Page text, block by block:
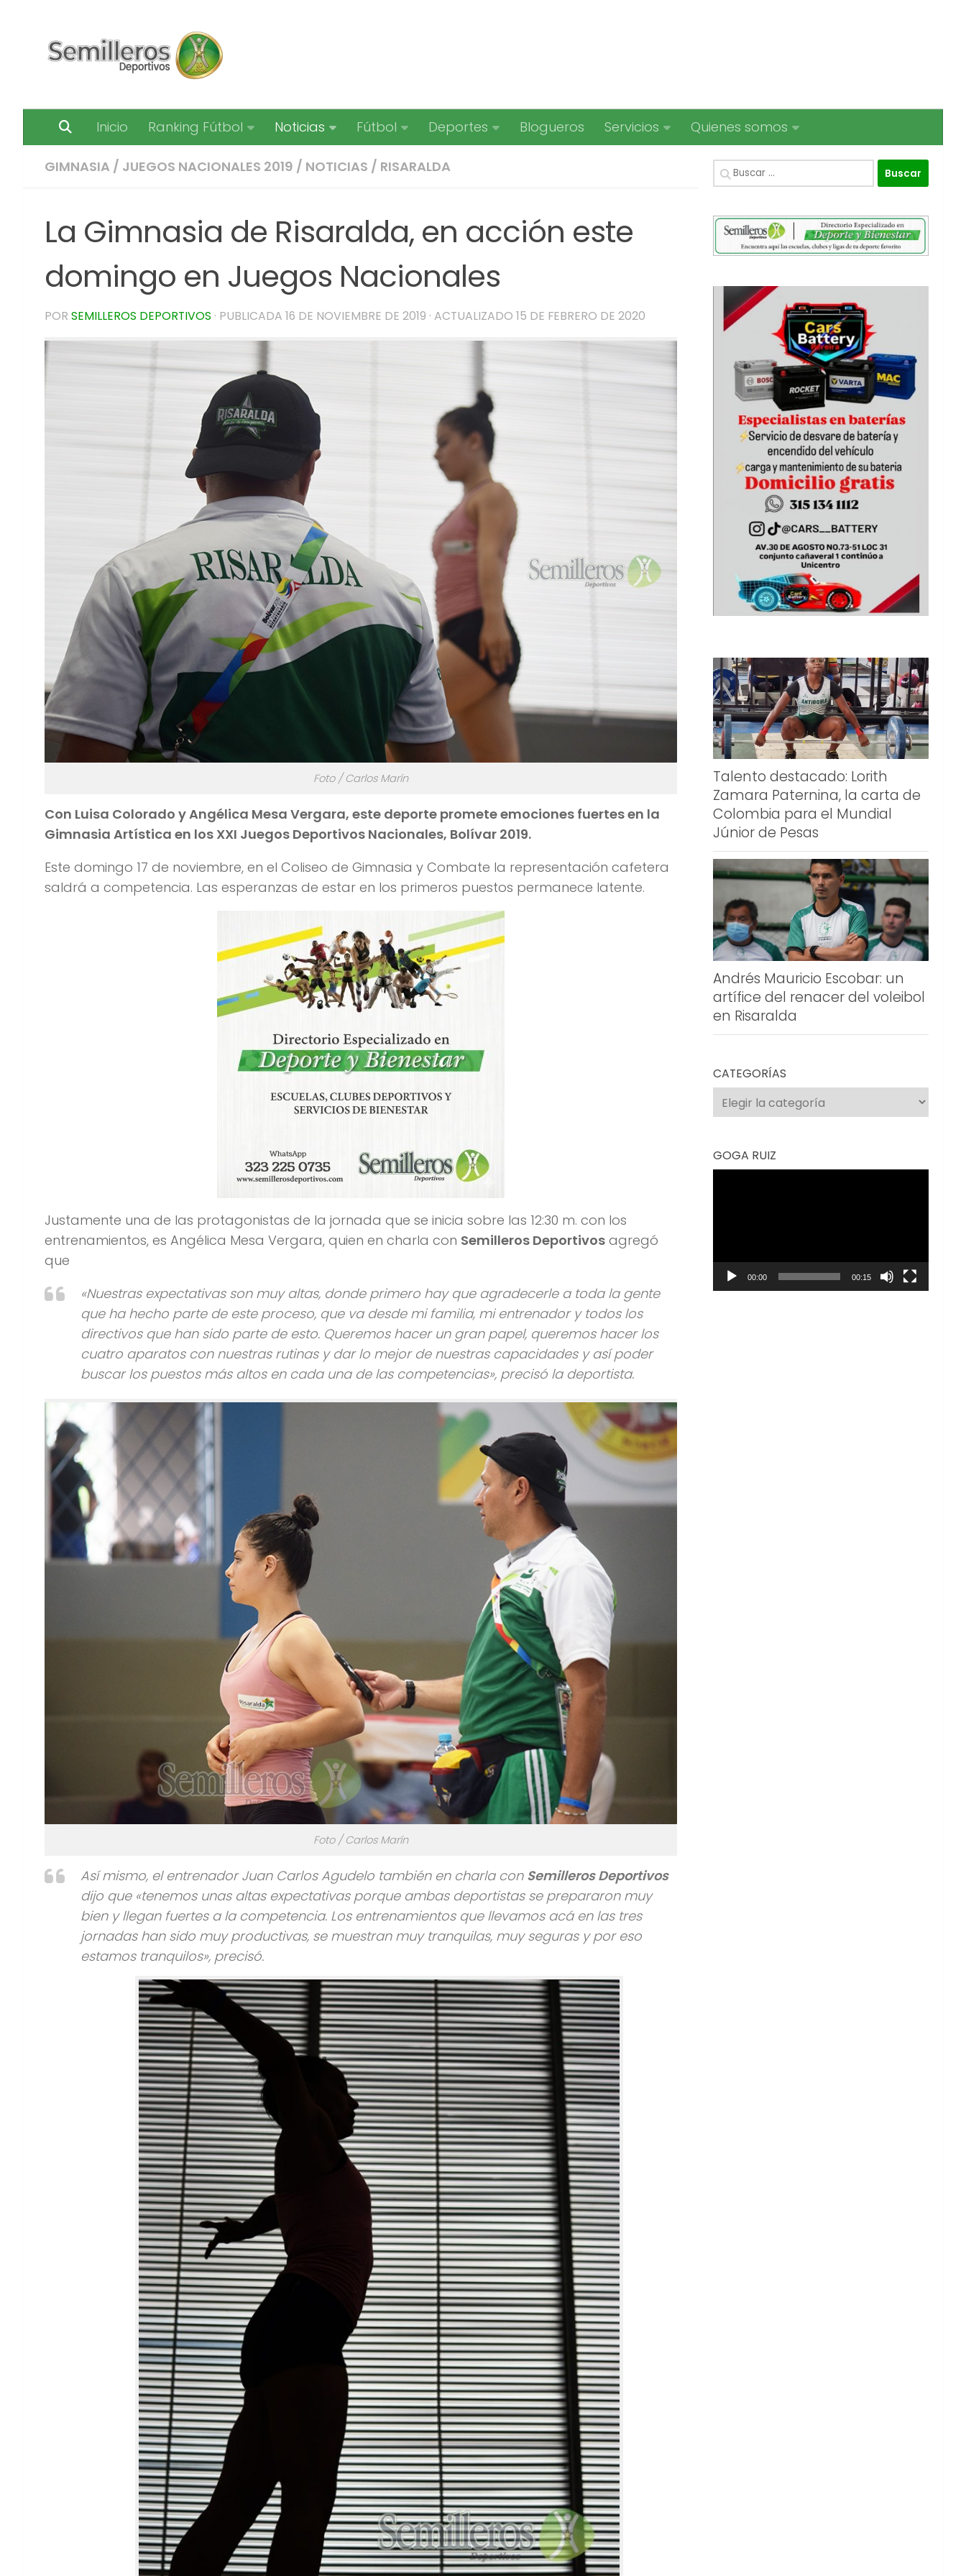
Inicio Ranking Fútbol Noticias Fútbol Deportes Blogueros Servicios Quienes somos
GIMNASIA / JUEGOS NACIONALES 2019 / NOTICIAS / RISARALDA
La Gimnasia de Risaralda, en acción este
domingo en Juegos Nacionales
POR SEMILLEROS DEPORTIVOS · PUBLICADA 16 DE NOVIEMBRE DE 2019 · ACTUALIZADO 15 DE FEBRERO DE 2020
Foto / Carlos Marín
Con Luisa Colorado y Angélica Mesa Vergara, este deporte promete emociones fuertes en la
Gimnasia Artística en los XXI Juegos Deportivos Nacionales, Bolívar 2019.
Este domingo 17 de noviembre, en el Coliseo de Gimnasia y Combate la representación cafetera
saldrá a competencia. Las esperanzas de estar en los primeros puestos permanece latente.
Justamente una de las protagonistas de la jornada que se inicia sobre las 12:30 m. con los
entrenamientos, es Angélica Mesa Vergara, quien en charla con Semilleros Deportivos agregó
que
«Nuestras expectativas son muy altas, donde primero hay que agradecerle a toda la gente
que ha hecho parte de este proceso, que va desde mi familia, mi entrenador y todos los
directivos que han sido parte de esto. Queremos hacer un gran papel, queremos hacer los
cuatro aparatos con nuestras rutinas y dar lo mejor de nuestras capacidades y así poder
buscar los puestos más altos en cada una de las competencias», precisó la deportista.
Foto / Carlos Marín
Así mismo, el entrenador Juan Carlos Agudelo también en charla con Semilleros Deportivos
dijo que «tenemos unas altas expectativas porque ambas deportistas se prepararon muy
bien y llegan fuertes a la competencia. Los entrenamientos que llevamos acá en las tres
jornadas han sido muy productivas, se muestran muy tranquilas, muy seguras y por eso
estamos tranquilos», precisó.
Buscar:
Talento destacado: Lorith
Zamara Paternina, la carta de
Colombia para el Mundial
Júnior de Pesas
Andrés Mauricio Escobar: un
artífice del renacer del voleibol
en Risaralda
CATEGORÍAS
Categorías
GOGA RUIZ
00:00 00:15